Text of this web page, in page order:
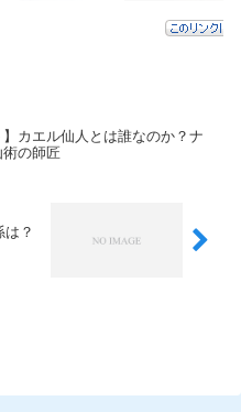
】カエル仙人とは誰なのか？ナ
術の師匠
は？